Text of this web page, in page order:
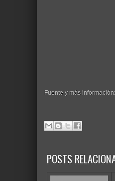
Fuente y más información:
POSTS